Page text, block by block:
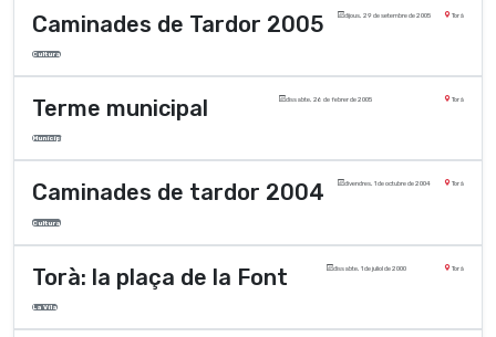
Caminades de Tardor 2005 dijous, 29 de setembre de 2005 Torà
Cultura
Terme municipal dissabte, 26 de febrer de 2005 Torà
Municipi
Caminades de tardor 2004 divendres, 1 de octubre de 2004 Torà
Cultura
Torà: la plaça de la Font dissabte, 1 de juliol de 2000 Torà
La Vila